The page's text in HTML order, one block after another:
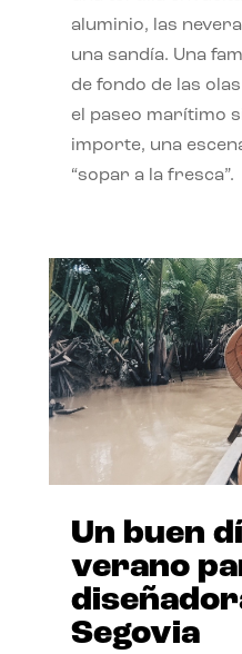
aluminio, las
una sandía. Una
de fondo de las
el paseo marítimo
importe, una
“sopar a la fresca”.
Un buen
verano
Segovia